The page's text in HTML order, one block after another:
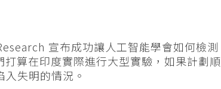
宣布成功讓人工智能學會如何檢測
算在印度實際進行大型實驗，如果計劃順
失明的情況。